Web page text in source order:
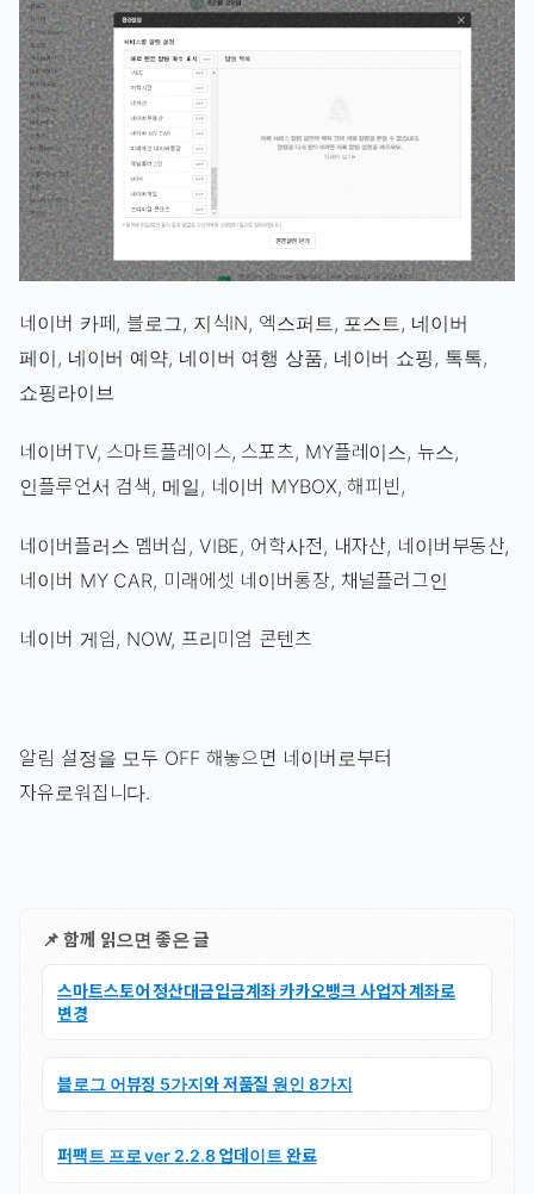
네이버 카페, 블로그, 지식IN, 엑스퍼트, 포스트, 네이버
페이, 네이버 예약, 네이버 여행 상품, 네이버 쇼핑, 톡톡,
쇼핑라이브
네이버TV, 스마트플레이스, 스포츠, MY플레이스, 뉴스,
인플루언서 검색, 메일, 네이버 MYBOX, 해피빈,
네이버플러스 멤버십, VIBE, 어학사전, 내자산, 네이버부동산,
네이버 MY CAR, 미래에셋 네이버통장, 채널플러그인
네이버 게임, NOW, 프리미엄 콘텐츠
알림 설정을 모두 OFF 해놓으면 네이버로부터
자유로워집니다.
📌 함께 읽으면 좋은 글
스마트스토어 정산대금입금계좌 카카오뱅크 사업자 계좌로
변경
블로그 어뷰징 5가지와 저품질 원인 8가지
퍼팩트 프로 ver 2.2.8 업데이트 완료